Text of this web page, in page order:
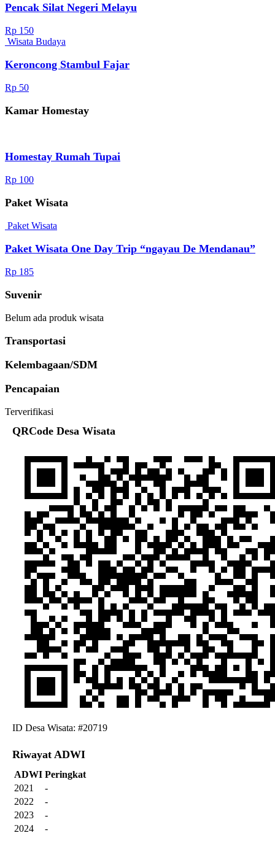
Pencak Silat Negeri Melayu
Rp 150
Wisata Budaya
Keroncong Stambul Fajar
Rp 50
Kamar Homestay
Homestay Rumah Tupai
Rp 100
Paket Wisata
Paket Wisata
Paket Wisata One Day Trip “ngayau De Mendanau”
Rp 185
Suvenir
Belum ada produk wisata
Transportasi
Kelembagaan/SDM
Pencapaian
Terverifikasi
QRCode Desa Wisata
ID Desa Wisata: #20719
Riwayat ADWI
ADWI Peringkat
2021
-
2022
-
2023
-
2024
-